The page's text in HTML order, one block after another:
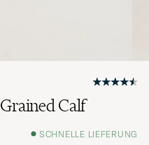
Calf
SCHNELLE LIEFERUNG